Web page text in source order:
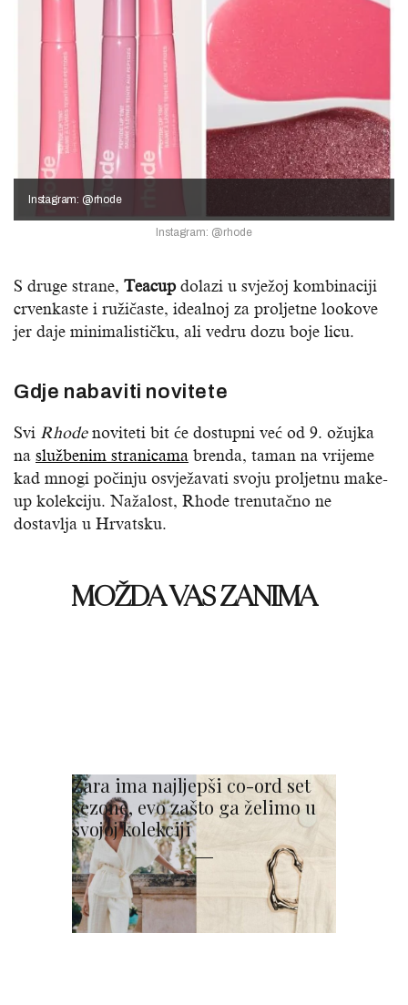
Instagram: @rhode
Instagram: @rhode
S druge strane, Teacupdolazi u svježoj kombinaciji
crvenkaste i ružičaste, idealnoj za proljetne lookove
jer daje minimalističku, ali vedru dozu boje licu.
Gdje nabaviti novitete
Svi Rhodenoviteti bit će dostupni već od 9. ožujka
na službenim stranicama brenda, taman na vrijeme
kad mnogi počinju osvježavati svoju proljetnu make-
up kolekciju. Nažalost, Rhode trenutačno ne
dostavlja u Hrvatsku.
MOŽDA VAS ZANIMA
Zara ima najljepši co-ord set
sezone, evo zašto ga želimo u
svojoj kolekciji